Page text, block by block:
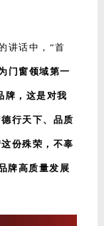
讲话中，“首
门窗领域第一
牌，这是对我
行天下、品质
份殊荣，不辜
牌高质量发展